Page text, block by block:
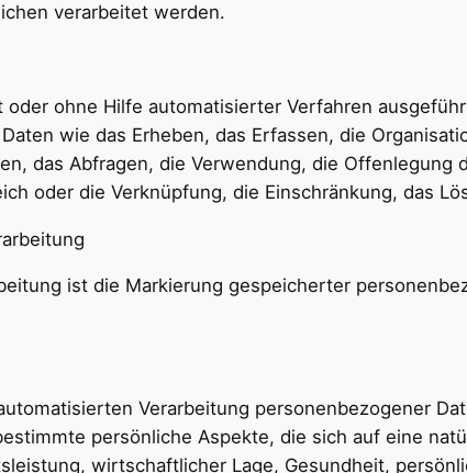
verarbeitet werden.
ohne Hilfe automatisierter Verfahren
wie das Erheben, das Erfassen, die
das Abfragen, die Verwendung, die
oder die Verknüpfung, die Einschränkung, das
ist die Markierung gespeicherter
Verarbeitung personenbezogener
persönliche Aspekte, die sich auf eine
wirtschaftlicher Lage, Gesundheit,